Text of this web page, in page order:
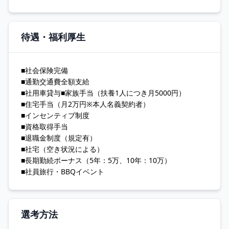
待遇・福利厚生
■社会保険完備
■通勤交通費全額支給
■社用車貸与■家族手当（扶養1人につき月5000円）
■住宅手当（月2万円※本人名義契約者）
■インセンティブ制度
■資格取得手当
■退職金制度（規定有）
■社宅（空き状況による）
■長期勤続ボーナス（5年：5万、10年：10万）
■社員旅行・BBQイベント
選考方法